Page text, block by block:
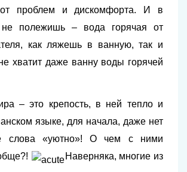
от проблем и дискомфорта. И в
не полежишь – вода горячая от
как ляжешь в ванную, так и
хватит даже ванну воды горячей
– это крепость, в ней тепло и
языке, для начала, даже нет
слова «уютно»! О чем с ними
Наверняка, многие из